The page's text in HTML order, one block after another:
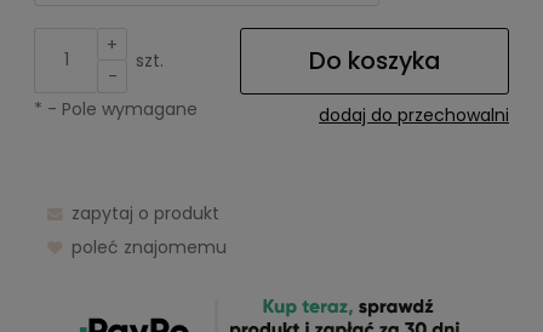
+
-
szt. Do koszyka
dodaj do przechowalni
* - Pole wymagane
zapytaj o produkt
poleć znajomemu